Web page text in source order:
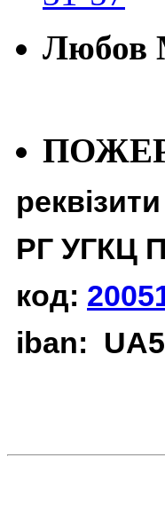
Любов
РГ УГКЦ
код:
iban: